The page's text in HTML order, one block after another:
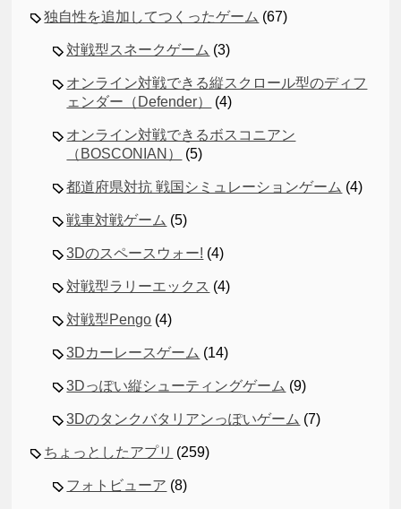
独自性を追加してつくったゲーム (67)
対戦型スネークゲーム (3)
オンライン対戦できる縦スクロール型のディフ
ェンダー（Defender）
(4)
オンライン対戦できるボスコニアン
（BOSCONIAN）
(5)
都道府県対抗 戦国シミュレーションゲーム (4)
戦車対戦ゲーム (5)
3Dのスペースウォー! (4)
対戦型ラリーエックス (4)
対戦型Pengo (4)
3Dカーレースゲーム (14)
3Dっぽい縦シューティングゲーム (9)
3Dのタンクバタリアンっぽいゲーム (7)
ちょっとしたアプリ (259)
フォトビューア (8)